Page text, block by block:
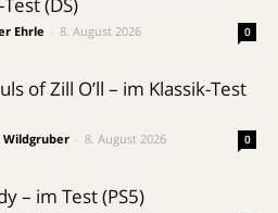
Ehrle 8. August 2026 0
of Zill O’ll – im Klassik-Test
Wildgruber 8. August 2026 0
– im Test (PS5)